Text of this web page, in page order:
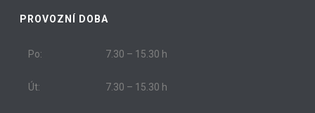
PROVOZNÍ DOBA
Po: 7.30 – 15.30 h
Út: 7.30 – 15.30 h